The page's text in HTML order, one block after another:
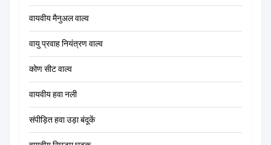
वायवीय मैनुअल वाल्व
वायु प्रवाह नियंत्रण वाल्व
कोण सीट वाल्व
वायवीय हवा नली
संपीड़ित हवा उड़ा बंदूकें